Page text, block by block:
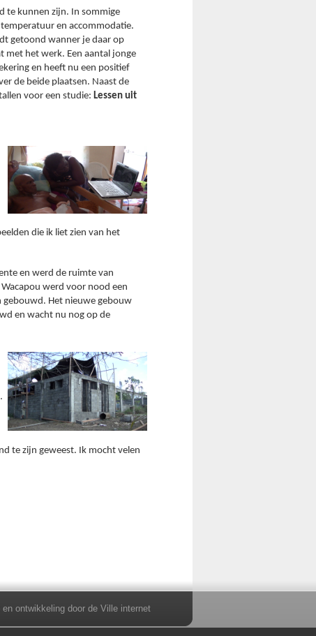
te kunnen zijn. In sommige
en accommodatie.
getoond wanner je daar op
met het werk. Een aantal jonge
en heeft nu een positief
de beide plaatsen. Naast de
voor een studie: Lessen uit
die ik liet zien van het
en werd de ruimte van
werd voor nood een
Het nieuwe gebouw
en wacht nu nog op de
te zijn geweest. Ik mocht velen
ontwikkeling door de Ville internet